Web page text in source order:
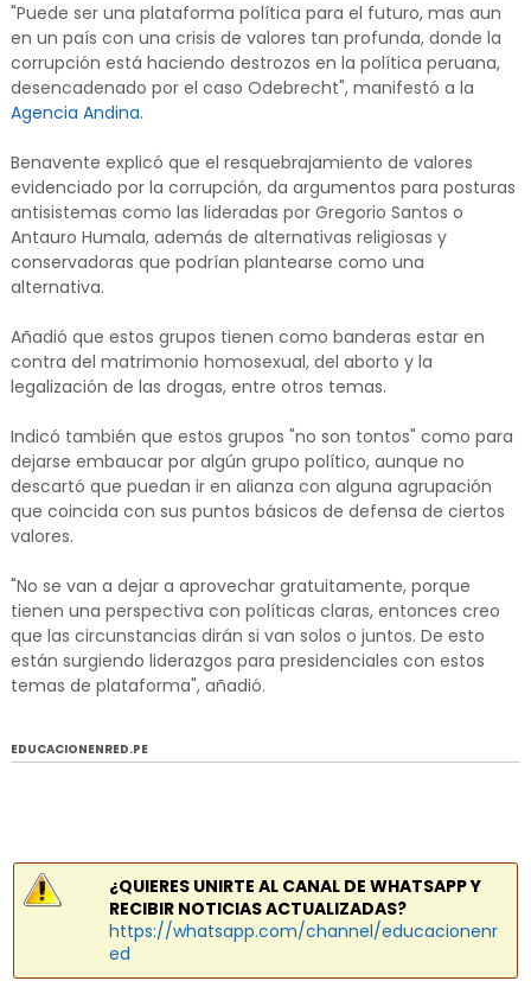
"Puede ser una plataforma política para el futuro, mas aun
en un país con una crisis de valores tan profunda, donde la
corrupción está haciendo destrozos en la política peruana,
desencadenado por el caso Odebrecht", manifestó a la
Agencia Andina.
Benavente explicó que el resquebrajamiento de valores
evidenciado por la corrupción, da argumentos para posturas
antisistemas como las lideradas por Gregorio Santos o
Antauro Humala, además de alternativas religiosas y
conservadoras que podrían plantearse como una
alternativa.
Añadió que estos grupos tienen como banderas estar en
contra del matrimonio homosexual, del aborto y la
legalización de las drogas, entre otros temas.
Indicó también que estos grupos "no son tontos" como para
dejarse embaucar por algún grupo político, aunque no
descartó que puedan ir en alianza con alguna agrupación
que coincida con sus puntos básicos de defensa de ciertos
valores.
"No se van a dejar a aprovechar gratuitamente, porque
tienen una perspectiva con políticas claras, entonces creo
que las circunstancias dirán si van solos o juntos. De esto
están surgiendo liderazgos para presidenciales con estos
temas de plataforma", añadió.
EDUCACIONENRED.PE
¿QUIERES UNIRTE AL CANAL DE WHATSAPP Y
RECIBIR NOTICIAS ACTUALIZADAS?
https://whatsapp.com/channel/educacionenr
ed